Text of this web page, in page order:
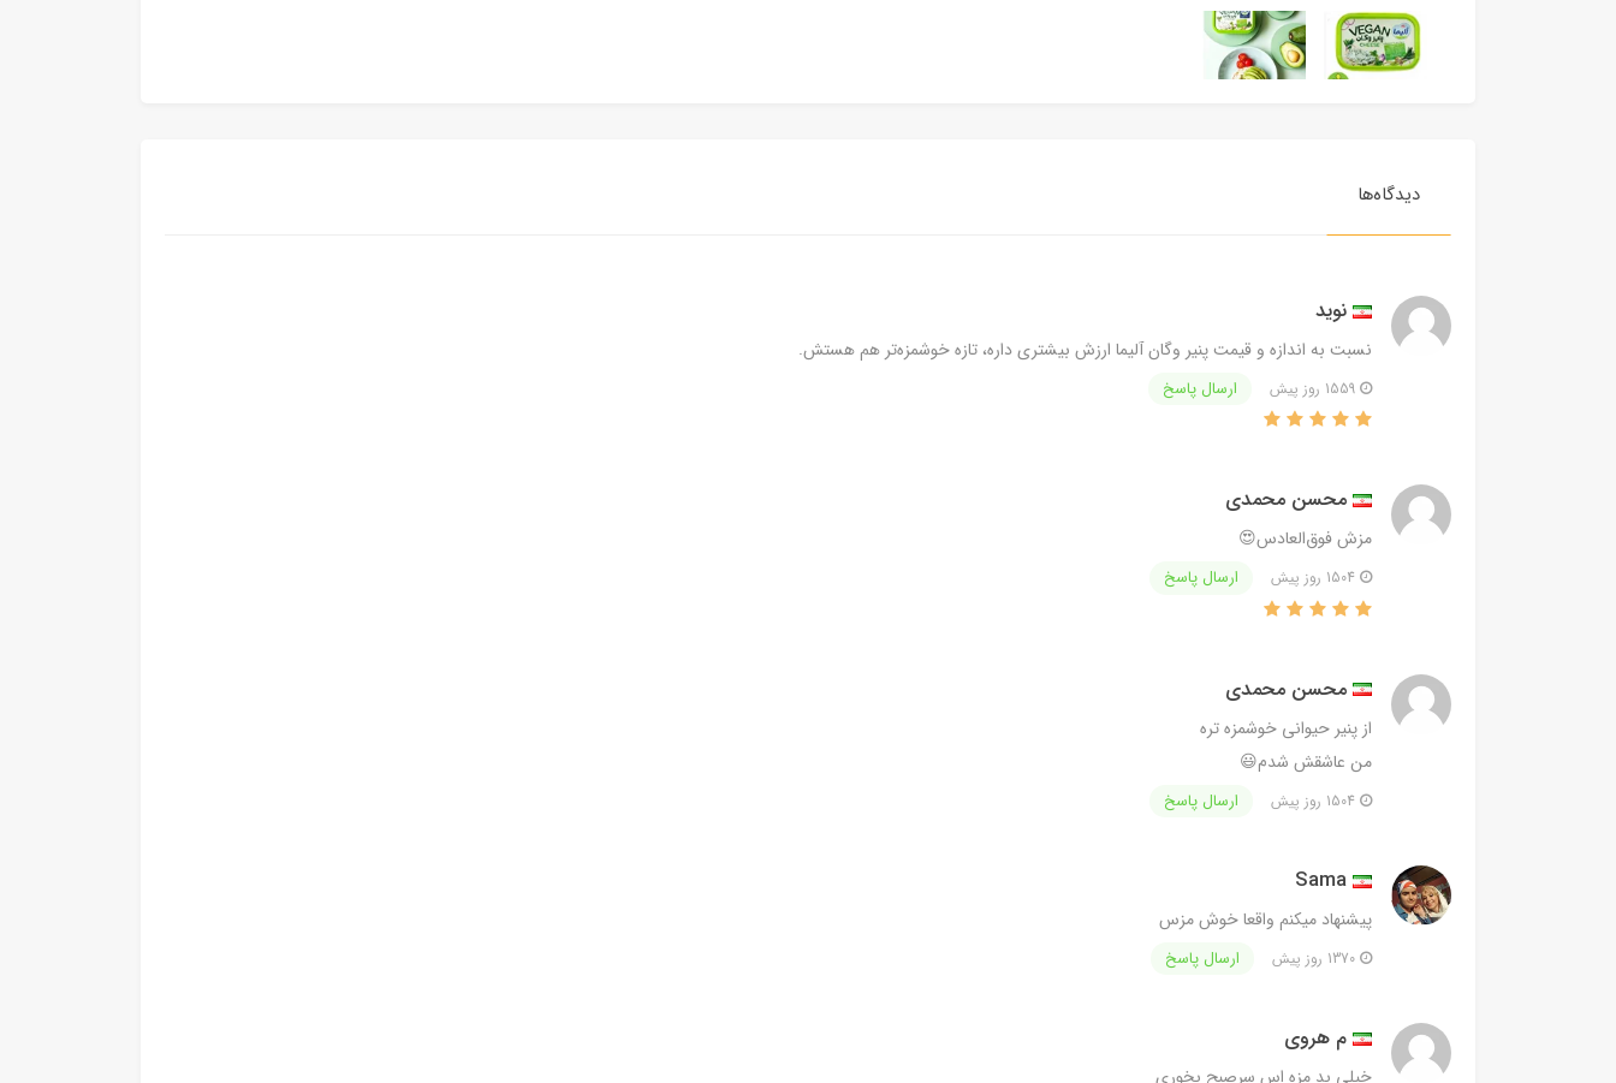
دیدگاه‌ها
نوید
نسبت به اندازه و قیمت پنیر وگان آلیما ارزش بیشتری داره، تازه خوشمزه‌تر هم هستش.
ارسال پاسخ
محسن محمدی
مزش فوق‌العادس😍
ارسال پاسخ
محسن محمدی
از پنیر حیوانی خوشمزه تره
من عاشقش شدم😃
ارسال پاسخ
Sama
پیشنهاد میکنم واقعا خوش مزس
ارسال پاسخ
م هروی
خیلی بد مزه اس سرصبح بخوری